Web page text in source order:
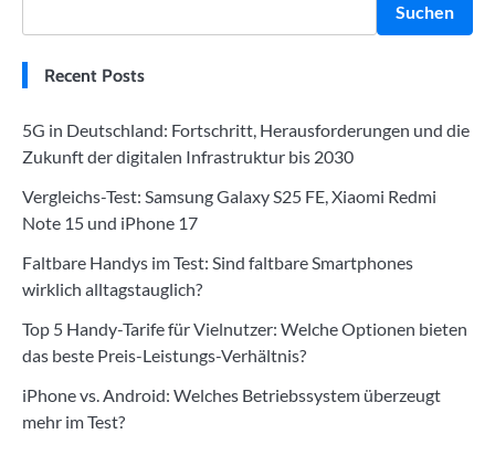
Suchen
Recent Posts
5G in Deutschland: Fortschritt, Herausforderungen und die
Zukunft der digitalen Infrastruktur bis 2030
Vergleichs-Test: Samsung Galaxy S25 FE, Xiaomi Redmi
Note 15 und iPhone 17
Faltbare Handys im Test: Sind faltbare Smartphones
wirklich alltagstauglich?
Top 5 Handy-Tarife für Vielnutzer: Welche Optionen bieten
das beste Preis-Leistungs-Verhältnis?
iPhone vs. Android: Welches Betriebssystem überzeugt
mehr im Test?